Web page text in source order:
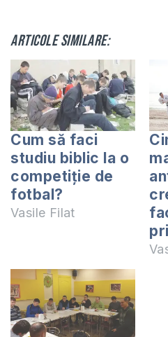
Articole similare:
Cum să faci
studiu biblic la o
competiție de
fotbal?
Vasile Filat